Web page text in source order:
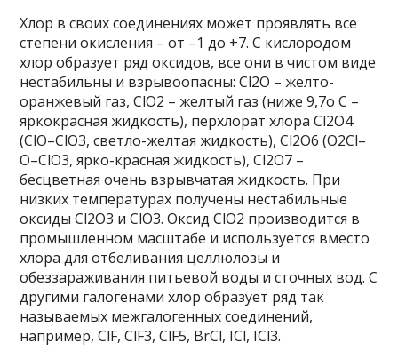
Хлор в своих соединениях может проявлять все
степени окисления – от –1 до +7. С кислородом
хлор образует ряд оксидов, все они в чистом виде
нестабильны и взрывоопасны: Cl2O – желто-
оранжевый газ, ClO2 – желтый газ (ниже 9,7о С –
яркокрасная жидкость), перхлорат хлора Cl2O4
(ClO–ClO3, светло-желтая жидкость), Cl2O6 (O2Cl–
O–ClO3, ярко-красная жидкость), Cl2O7 –
бесцветная очень взрывчатая жидкость. При
низких температурах получены нестабильные
оксиды Cl2O3 и ClO3. Оксид ClO2 производится в
промышленном масштабе и используется вместо
хлора для отбеливания целлюлозы и
обеззараживания питьевой воды и сточных вод. С
другими галогенами хлор образует ряд так
называемых межгалогенных соединений,
например, ClF, ClF3, ClF5, BrCl, ICl, ICl3.